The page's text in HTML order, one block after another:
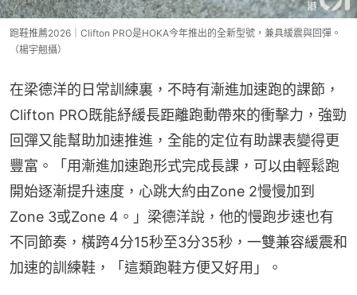
跑鞋推薦2026｜Clifton PRO是HOKA今年推出的全新型號，兼具緩震與回彈。
（楊宇翹攝）
在梁德洋的日常訓練裏，不時有漸進加速跑的課節，
Clifton PRO既能紓緩長距離跑動帶來的衝擊力，強勁
回彈又能幫助加速推進，全能的定位有助課表變得更
豐富。「用漸進加速跑形式完成長課，可以由輕鬆跑
開始逐漸提升速度，心跳大約由Zone 2慢慢加到
Zone 3或Zone 4。」梁德洋說，他的慢跑步速也有
不同節奏，橫跨4分15秒至3分35秒，一雙兼容緩震和
加速的訓練鞋，「這類跑鞋方便又好用」。